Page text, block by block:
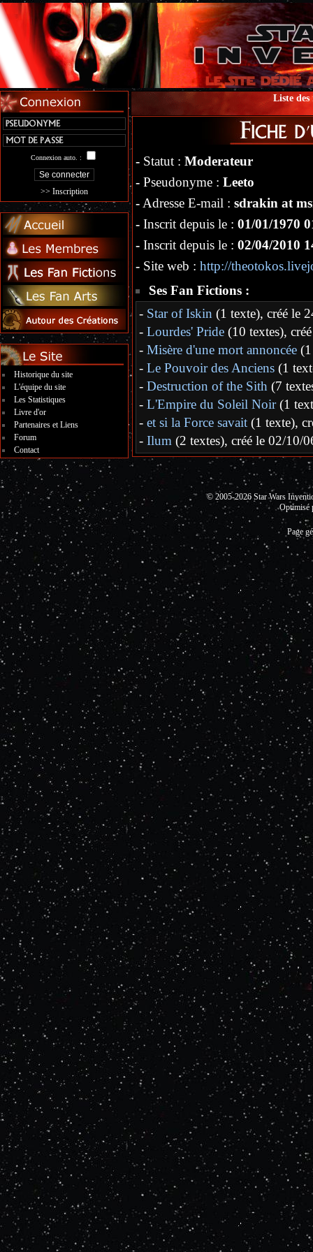
Connexion auto. :
>> Inscription
Historique du site
L'équipe du site
Les Statistiques
Livre d'or
Partenaires et Liens
Forum
Contact
Liste des
-Statut : Moderateur
-Pseudonyme : Leeto
-Adresse E-mail : sdrakin at
-Inscrit depuis le : 01/01/1970
-Inscrit depuis le : 02/04/2010
-Site web : http://
Ses Fan Fictions :
- Star of Iskin (1 texte), créé le
- Lourdes' Pride(10 textes),
- Misère d'une mort annoncée(1
- Le Pouvoir des Anciens(1
- Destruction of the Sith (7
- L'Empire du Soleil Noir(1
- et si la Force savait(1 texte),
- Ilum (2 textes), créé le 02/10/
© 2005-2026 Star Wars
Optimisé
Page